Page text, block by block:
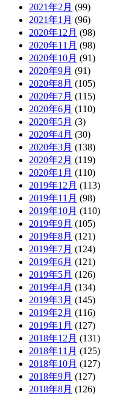
2021年2月 (99)
2021年1月 (96)
2020年12月 (98)
2020年11月 (98)
2020年10月 (91)
2020年9月 (91)
2020年8月 (105)
2020年7月 (115)
2020年6月 (110)
2020年5月 (3)
2020年4月 (30)
2020年3月 (138)
2020年2月 (119)
2020年1月 (110)
2019年12月 (113)
2019年11月 (98)
2019年10月 (110)
2019年9月 (105)
2019年8月 (121)
2019年7月 (124)
2019年6月 (121)
2019年5月 (126)
2019年4月 (134)
2019年3月 (145)
2019年2月 (116)
2019年1月 (127)
2018年12月 (131)
2018年11月 (125)
2018年10月 (127)
2018年9月 (127)
2018年8月 (126)